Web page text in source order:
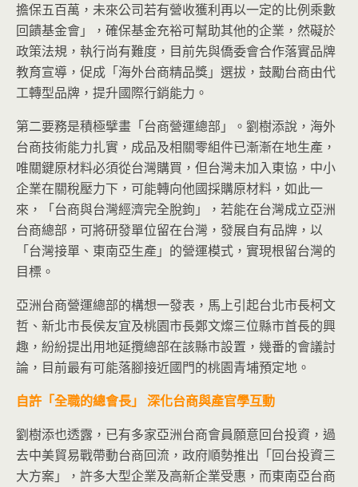
擔保五百萬，未來公司若有營收獲利再以一定的比例乘數
回饋基金會」，確保基金充裕可幫助其他的企業，然礙於
政策法規，執行尚有難度，目前先與僑委會合作落實品牌
教育宣導，促成「海外台商精品獎」選拔，鼓勵台商由代
工轉型品牌，提升國際行銷能力。
第二要務是積極擘畫「台商營運總部」。劉樹添說，海外
台商技術能力扎實，成品及相關零組件已漸漸在地生產，
唯關鍵原材料必須從台灣購買，但台灣未加入東協，中小
企業在關稅壓力下，可能轉向他國採購原材料，如此一
來，「台商與台灣經濟完全脫鉤」，若能在台灣成立亞洲
台商總部，可將研發單位留在台灣，發展自有品牌，以
「台灣接單、東南亞生產」的營運模式，實現根留台灣的
目標。
亞洲台商營運總部的構想一發表，馬上引起台北市長柯文
哲、新北市長侯友宜及桃園市長鄭文燦三位縣市首長的興
趣，紛紛提出用地延攬總部在該縣市設置，幾番的會議討
論，目前最有可能落腳接近國門的桃園青埔預定地。
自許「全職的總會長」 深化台商與產官學互動
劉樹添也透露，已有多家亞洲台商會員願意回台投資，過
去中美貿易戰帶動台商回流，政府順勢推出「回台投資三
大方案」，許多大型企業及高新企業受惠，而東南亞台商